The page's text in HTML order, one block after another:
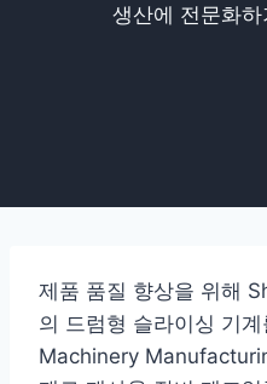
생산에 전문화
제품 품질 향상을 위해
의 드럼형 슬라이싱 기
Machinery